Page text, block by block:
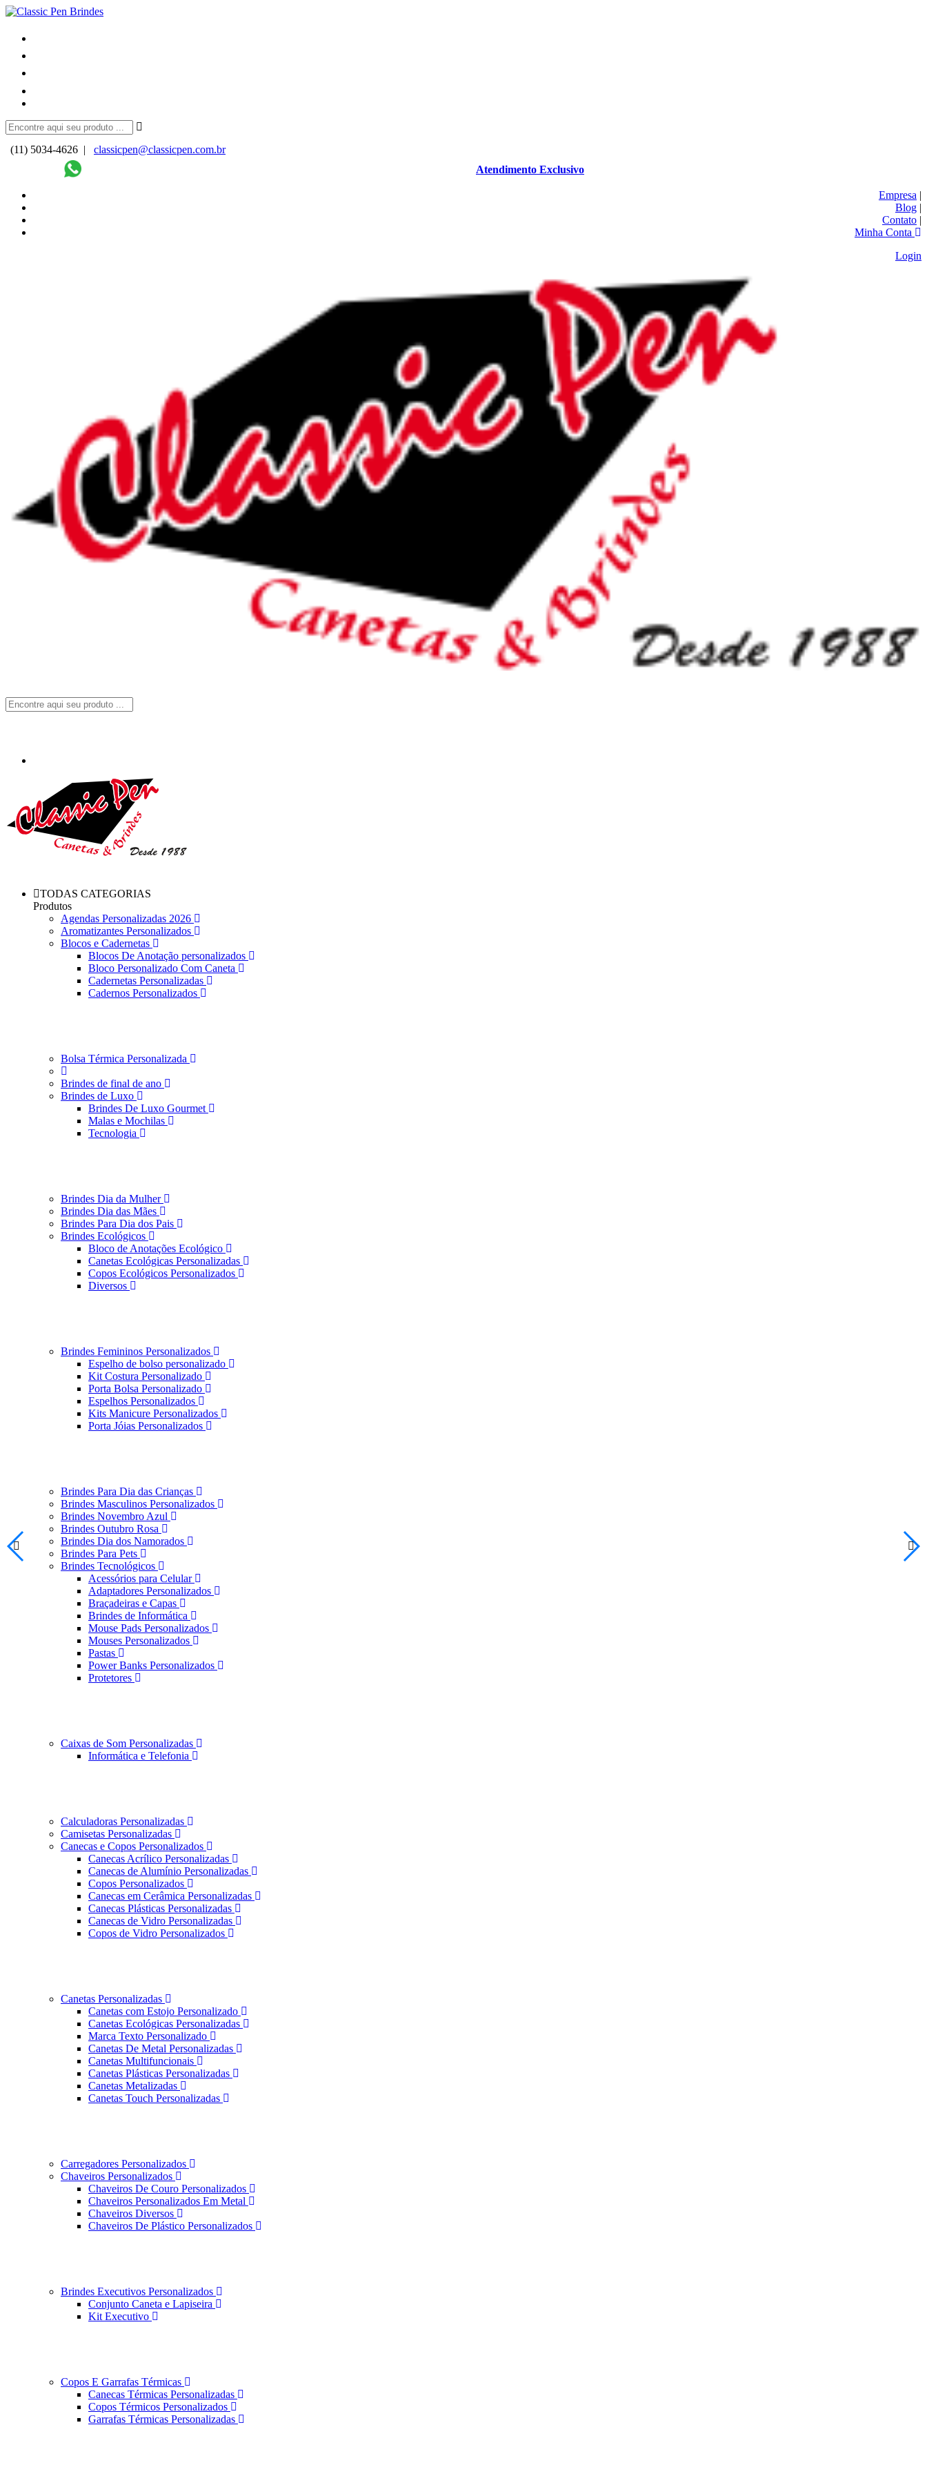
(11) 5034-4626 |
classicpen@classicpen.com.br
Atendimento Exclusivo
Empresa |
Blog |
Contato |
Minha Conta
Login
TODAS CATEGORIAS
Produtos
Agendas Personalizadas 2026
Aromatizantes Personalizados
Blocos e Cadernetas
Blocos De Anotação personalizados
Bloco Personalizado Com Caneta
Cadernetas Personalizadas
Cadernos Personalizados
Bolsa Térmica Personalizada
Brindes de final de ano
Brindes de Luxo
Brindes De Luxo Gourmet
Malas e Mochilas
Tecnologia
Brindes Dia da Mulher
Brindes Dia das Mães
Brindes Para Dia dos Pais
Brindes Ecológicos
Bloco de Anotações Ecológico
Canetas Ecológicas Personalizadas
Copos Ecológicos Personalizados
Diversos
Brindes Femininos Personalizados
Espelho de bolso personalizado
Kit Costura Personalizado
Porta Bolsa Personalizado
Espelhos Personalizados
Kits Manicure Personalizados
Porta Jóias Personalizados
Brindes Para Dia das Crianças
Brindes Masculinos Personalizados
Brindes Novembro Azul
Brindes Outubro Rosa
Brindes Dia dos Namorados
Brindes Para Pets
Brindes Tecnológicos
Acessórios para Celular
Adaptadores Personalizados
Braçadeiras e Capas
Brindes de Informática
Mouse Pads Personalizados
Mouses Personalizados
Pastas
Power Banks Personalizados
Protetores
Caixas de Som Personalizadas
Informática e Telefonia
Calculadoras Personalizadas
Camisetas Personalizadas
Canecas e Copos Personalizados
Canecas Acrílico Personalizadas
Canecas de Alumínio Personalizadas
Copos Personalizados
Canecas em Cerâmica Personalizadas
Canecas Plásticas Personalizadas
Canecas de Vidro Personalizadas
Copos de Vidro Personalizados
Canetas Personalizadas
Canetas com Estojo Personalizado
Canetas Ecológicas Personalizadas
Marca Texto Personalizado
Canetas De Metal Personalizadas
Canetas Multifuncionais
Canetas Plásticas Personalizadas
Canetas Metalizadas
Canetas Touch Personalizadas
Carregadores Personalizados
Chaveiros Personalizados
Chaveiros De Couro Personalizados
Chaveiros Personalizados Em Metal
Chaveiros Diversos
Chaveiros De Plástico Personalizados
Brindes Executivos Personalizados
Conjunto Caneta e Lapiseira
Kit Executivo
Copos E Garrafas Térmicas
Canecas Térmicas Personalizadas
Copos Térmicos Personalizados
Garrafas Térmicas Personalizadas